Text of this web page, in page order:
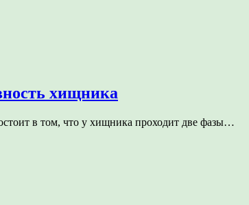
хищника
в том, что у хищника проходит две фазы…